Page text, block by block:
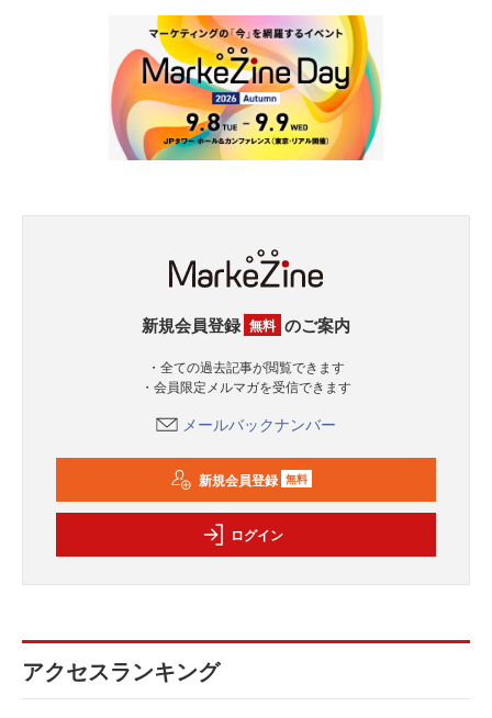
新規会員登録 無料 のご案内
・全ての過去記事が閲覧できます
・会員限定メルマガを受信できます
メールバックナンバー
新規会員登録 無料
ログイン
アクセスランキング